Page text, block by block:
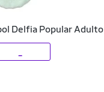
Delfia Popular Adulto